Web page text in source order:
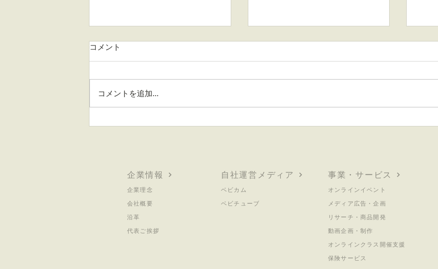
ン 〜 6月11日に記念イベン
トを開催 〜
新
コメント
コメントを追加…
企業情報
企業理念
会社概要
自社運営メディア
ベビカム
ベビチューブ
沿革
代表ご挨拶
事業・サービス
オンラインイベント
メディア広告・企画
リサーチ・商品開発
動画企画・制作
オンラインクラス開催支援
保険サービス